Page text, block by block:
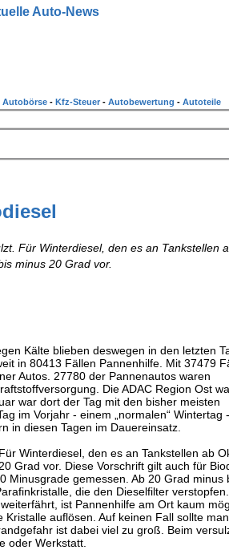
Für Winterdiesel, den es an Tankstellen
minus 20 Grad vor.
Kälte blieben deswegen in den letzten
in 80413 Fällen Pannenhilfe. Mit 37479
Autos. 27780 der Pannenautos waren
Die ADAC Region Ost
war dort der Tag mit den bisher meisten
im Vorjahr - einem „normalen“ Wintertag
in diesen Tagen im Dauereinsatz.
Winterdiesel, den es an Tankstellen ab
Grad vor. Diese Vorschrift gilt auch für
Minusgrade gemessen. Ab 20 Grad minus
die den Dieselfilter
ist Pannenhilfe am Ort kaum
auflösen. Auf keinen Fall sollte
ist dabei viel zu groß. Beim
oder Werkstatt.
Auto-News
Autobörse - Kfz-Steuer - Autobewertung - Autoteile